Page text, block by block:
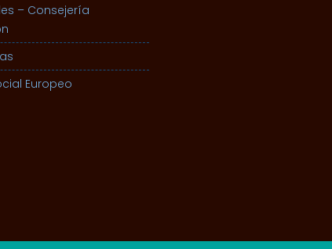
– Consejería
Europeo